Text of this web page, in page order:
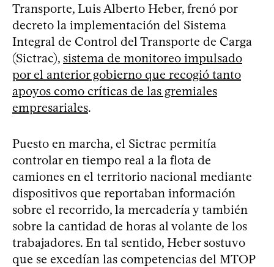
Transporte, Luis Alberto Heber, frenó por
decreto la implementación del Sistema
Integral de Control del Transporte de Carga
(Sictrac), sistema de monitoreo impulsado
por el anterior gobierno que recogió tanto
apoyos como críticas de las gremiales
empresariales.
Puesto en marcha, el Sictrac permitía
controlar en tiempo real a la flota de
camiones en el territorio nacional mediante
dispositivos que reportaban información
sobre el recorrido, la mercadería y también
sobre la cantidad de horas al volante de los
trabajadores. En tal sentido, Heber sostuvo
que se excedían las competencias del MTOP